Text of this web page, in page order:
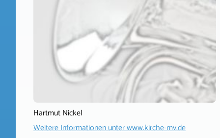
Hartmut Nickel
Weitere Informationen unterwww.kirche-mv.de